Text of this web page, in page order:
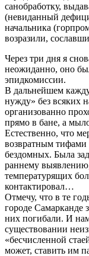
санобработку,
(невиданный
начальника
возразили,
Через три дня я
неожиданно, оно
эпидкомиссии.
В дальнейшем
нужду» без всяких
организованно
прямо в бане, а
Естественно, что
возвратным тифами
бездомных. Была
раннему
температурящих
контактировал…
Отмечу, что в те
городе Самарканде
них погибали. И
существовании
«бесчисленной
может, ставить им